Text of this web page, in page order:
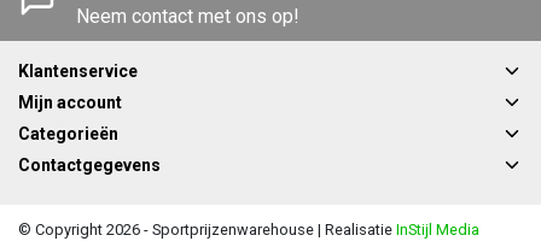
Neem contact met ons op!
Klantenservice
Mijn account
Categorieën
Contactgegevens
© Copyright 2026 - Sportprijzenwarehouse | Realisatie InStijl Media